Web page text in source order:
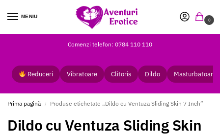
MENIU
0
Comenzi telefon: 0784 110 110
Reduceri Vibratoare Clitoris Dildo Masturbatoare
Prima pagină / Produse etichetate „Dildo cu Ventuza Sliding Skin 7 Inch”
Dildo cu Ventuza Sliding Skin